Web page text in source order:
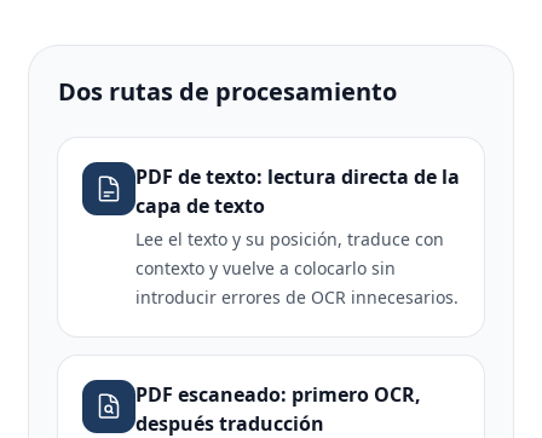
Dos rutas de procesamiento
PDF de texto: lectura directa de la
capa de texto
Lee el texto y su posición, traduce con
contexto y vuelve a colocarlo sin
introducir errores de OCR innecesarios.
PDF escaneado: primero OCR,
después traducción